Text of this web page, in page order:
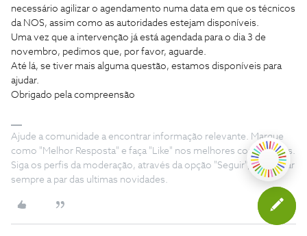
necessário agilizar o agendamento numa data em que os técnicos
da NOS, assim como as autoridades estejam disponíveis.
Uma vez que a intervenção já está agendada para o dia 3 de
novembro, pedimos que, por favor, aguarde.
Até lá, se tiver mais alguma questão, estamos disponíveis para
ajudar.
Obrigado pela compreensão
Ajude a comunidade a encontrar informação relevante. Marque
como "Melhor Resposta" e faça "Like" nos melhores comentários.
Siga os perfis da moderação, através da opção "Seguir", para estar
sempre a par das ultimas novidades.